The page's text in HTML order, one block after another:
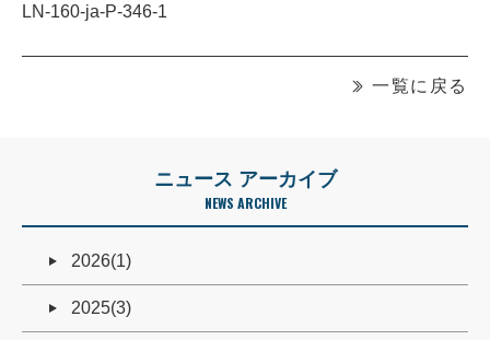
LN-160-ja-P-346-1
一覧に戻る
ニュース アーカイブ
NEWS ARCHIVE
2026(1)
2025(3)